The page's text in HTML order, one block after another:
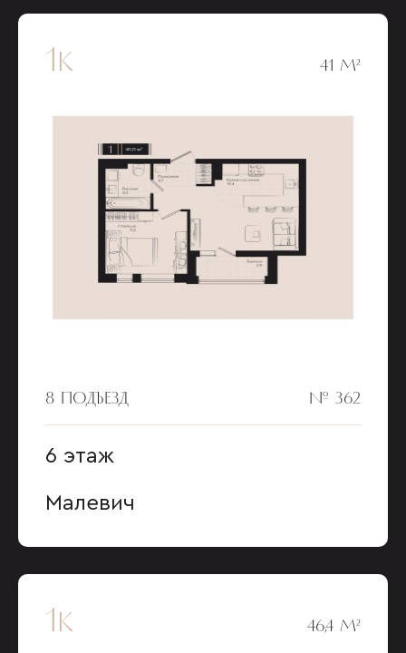
1к 41 М²
8 ПОДЪЕЗД № 362
6 этаж
Малевич
1к 46,4 М²